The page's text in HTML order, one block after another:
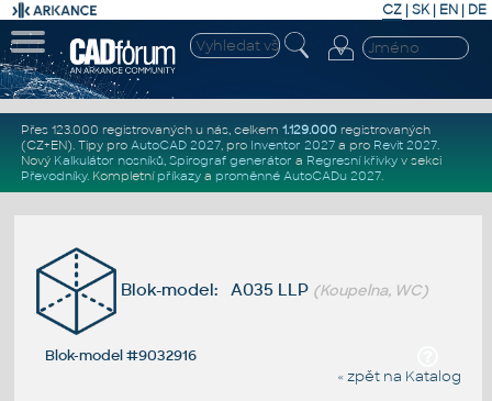
CZ | SK| EN | DE
Přes 123.000 registrovaných u nás, celkem 1.129.000registrovaných
(CZ+EN). Tipy pro AutoCAD 2027, pro Inventor 2027a pro Revit 2027.
Nový Kalkulátor nosníků, Spirograf generátor a Regresní křivkyv sekci
Převodníky. Kompletní příkazya proměnné AutoCADu 2027.
Blok-model: A035 LLP (Koupelna, WC)
Blok-model #9032916
« zpět na Katalog